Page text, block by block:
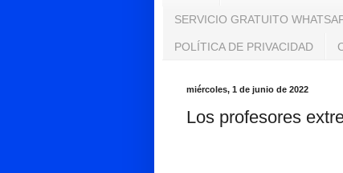
SERVICIO GRATUITO
POLÍTICA DE PRIVACIDAD
miércoles, 1 de junio de 2022
Los profesores